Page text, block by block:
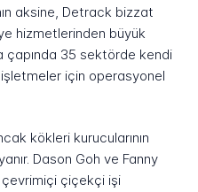
aksine, Detrack bizzat
hizmetlerinden büyük
çapında 35 sektörde kendi
için operasyonel
kökleri kurucularının
Dason Goh ve Fanny
çevrimiçi çiçekçi işi